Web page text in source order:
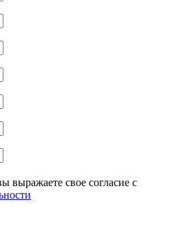
выражаете свое согласие с